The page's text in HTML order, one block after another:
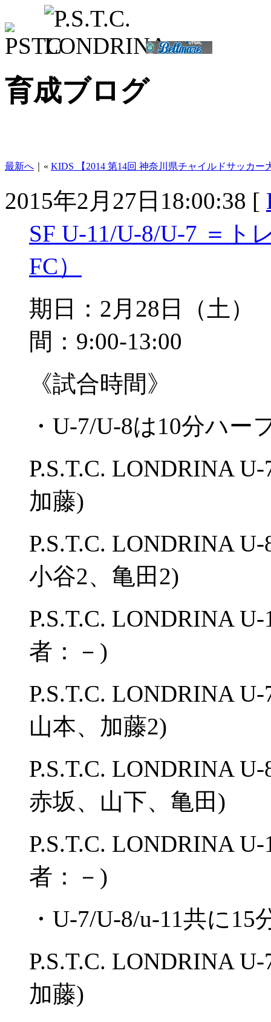
育成ブログ
最新へ ｜« KIDS 【2014 第14回 神奈川県チャイルドサッカー
2015年2月27日18:00:38 [
SF U-11/U-8/U-7 ＝ト
FC）
期日：2月28日（土
間：9:00-13:00
《試合時間》
・U-7/U-8は10分ハー
P.S.T.C. LONDRINA
加藤)
P.S.T.C. LONDRINA
小谷2、亀田2)
P.S.T.C. LONDRINA
者：－)
P.S.T.C. LONDRINA
山本、加藤2)
P.S.T.C. LONDRINA
赤坂、山下、亀田)
P.S.T.C. LONDRINA
者：－)
・U-7/U-8/u-11共に15
P.S.T.C. LONDRINA
加藤)